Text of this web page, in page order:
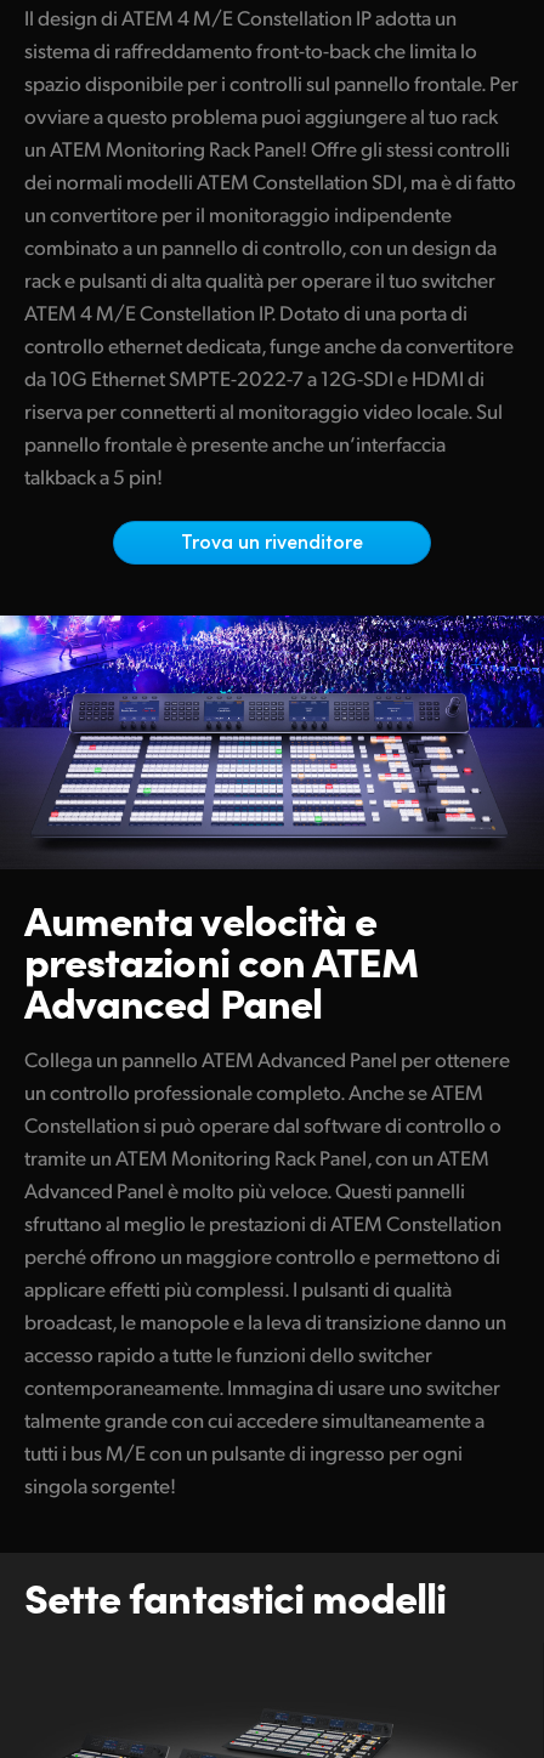
Specifiche
Finland
France
Germany
Hong Kong SAR, China
Italia
Japan
Korea
Mexico
Malaysia
Netherlands
Norway
Poland
Portugal
Singapore
Sweden
Chinese Taipei
Turkey
UAE
Ukraine
United Kingdom
Il design di ATEM 4 M/E Constellation IP adotta un
sistema di raffreddamento front-to-back che limita lo
spazio disponibile per i controlli sul pannello frontale. Per
ovviare a questo problema puoi aggiungere al tuo rack
un ATEM Monitoring Rack Panel! Offre gli stessi controlli
dei normali modelli ATEM Constellation SDI, ma è di fatto
un convertitore per il monitoraggio indipendente
combinato a un pannello di controllo, con un design da
rack e pulsanti di alta qualità per operare il tuo switcher
ATEM 4 M/E Constellation IP. Dotato di una porta di
controllo ethernet dedicata, funge anche da convertitore
da 10G Ethernet SMPTE-2022-7 a 12G-SDI e HDMI di
riserva per connetterti al monitoraggio video locale. Sul
pannello frontale è presente anche un’interfaccia
talkback a 5 pin!
Trova un rivenditore
Aumenta velocità e
prestazioni con ATEM
Advanced Panel
Collega un pannello ATEM Advanced Panel per ottenere
un controllo professionale completo. Anche se ATEM
Constellation si può operare dal software di controllo o
tramite un ATEM Monitoring Rack Panel, con un ATEM
Advanced Panel è molto più veloce. Questi pannelli
sfruttano al meglio le prestazioni di ATEM Constellation
perché offrono un maggiore controllo e permettono di
applicare effetti più complessi. I pulsanti di qualità
broadcast, le manopole e la leva di transizione danno un
accesso rapido a tutte le funzioni dello switcher
contemporaneamente. Immagina di usare uno switcher
talmente grande con cui accedere simultaneamente a
tutti i bus M/E con un pulsante di ingresso per ogni
singola sorgente!
Sette fantastici modelli